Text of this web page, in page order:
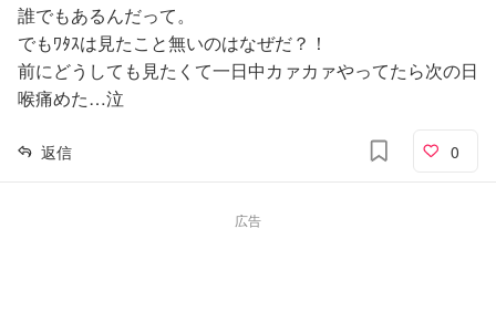
誰でもあるんだって。
でもﾜﾀｽは見たこと無いのはなぜだ？！
前にどうしても見たくて一日中カァカァやってたら次の日
喉痛めた…泣
返信 0
広告